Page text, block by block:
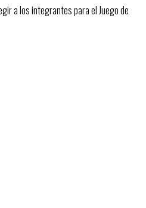
a los integrantes para el Juego de